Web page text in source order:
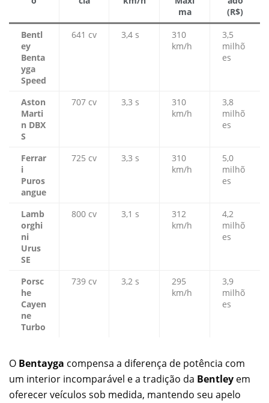
ma
(R$)
Bentl
ey
Benta
yga
Speed
641 cv 3,4 s
310
km/h
3,5
milhõ
es
Aston
Marti
n DBX
S
707 cv 3,3 s
310
km/h
3,8
milhõ
es
Ferrar
i
Puros
angue
725 cv 3,3 s
310
km/h
5,0
milhõ
es
Lamb
orghi
ni
Urus
SE
800 cv 3,1 s
312
km/h
4,2
milhõ
es
Porsc
he
Cayen
ne
Turbo
739 cv 3,2 s
295
km/h
3,9
milhõ
es
O Bentayga compensa a diferença de potência com
um interior incomparável e a tradição da Bentley em
oferecer veículos sob medida, mantendo seu apelo